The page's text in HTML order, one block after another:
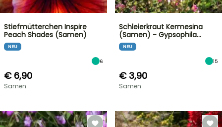
Stiefmütterchen Inspire
Peach Shades (Samen)
NEU
6
€ 6,90
Samen
Schleierkraut Kermesina
(Samen) - Gypsophila…
NEU
15
€ 3,90
Samen